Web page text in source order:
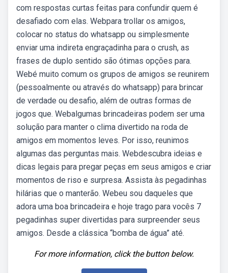
com respostas curtas feitas para confundir quem é
desafiado com elas. Webpara trollar os amigos,
colocar no status do whatsapp ou simplesmente
enviar uma indireta engraçadinha para o crush, as
frases de duplo sentido são ótimas opções para.
Webé muito comum os grupos de amigos se reunirem
(pessoalmente ou através do whatsapp) para brincar
de verdade ou desafio, além de outras formas de
jogos que. Webalgumas brincadeiras podem ser uma
solução para manter o clima divertido na roda de
amigos em momentos leves. Por isso, reunimos
algumas das perguntas mais. Webdescubra ideias e
dicas legais para pregar peças em seus amigos e criar
momentos de riso e surpresa. Assista às pegadinhas
hilárias que o manterão. Webeu sou daqueles que
adora uma boa brincadeira e hoje trago para vocês 7
pegadinhas super divertidas para surpreender seus
amigos. Desde a clássica “bomba de água” até.
For more information, click the button below.